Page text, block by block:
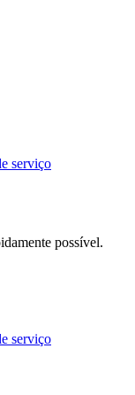
serviço
possível.
serviço